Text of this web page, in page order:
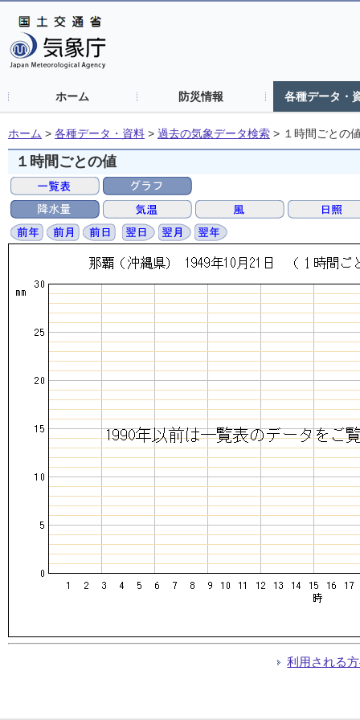
ホーム 防災情報 各種データ・
ホーム > 各種データ・資料 > 過去の気象データ検索 > １時間ごとの
１時間ごとの値
利用される